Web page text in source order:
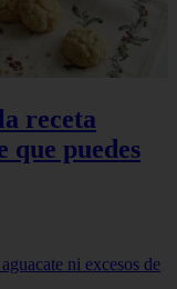
receta
que puedes